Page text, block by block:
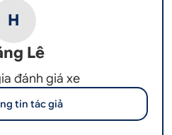
H
Lê
đánh giá xe
tin tác giả